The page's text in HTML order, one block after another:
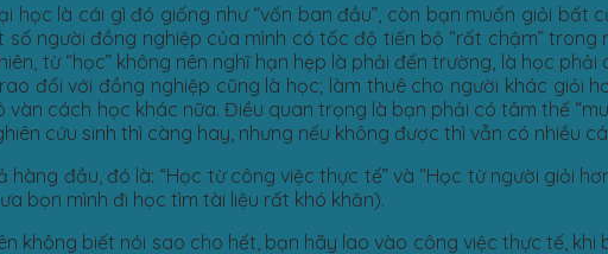
học là cái gì đó giống như “vốn ban đầu”, còn bạn muốn giỏi bất
người đồng nghiệp của mình có tốc độ tiến bộ “rất chậm” trong
từ “học” không nên nghĩ hạn hẹp là phải đến trường, là học
đổi với đồng nghiệp cũng là học; làm thuê cho người khác giỏi
cách học khác nữa. Điều quan trọng là bạn phải có tâm thế
cứu sinh thì càng hay, nhưng nếu không được thì vẫn có nhiều
hàng đầu, đó là: “Học từ công việc thực tế” và “Học từ người giỏi
bọn mình đi học tìm tài liệu rất khó khăn).
không biết nói sao cho hết, bạn hãy lao vào công việc thực tế,